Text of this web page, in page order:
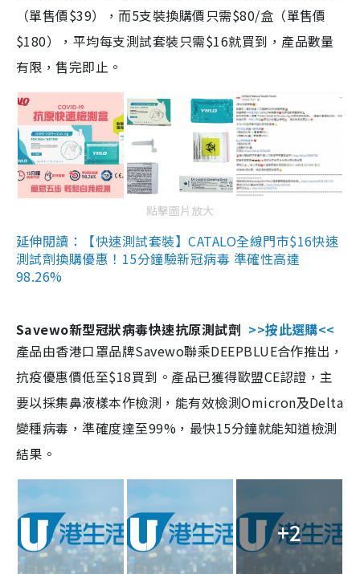
（單售價$39），而5支裝換購價只需$80/盒（單售價
$180），平均每支測試套裝只需$16就買到，產品數量
有限，售完即止。
點擊圖片放大
延伸閱讀：【快速測試套裝】CATALO全線門市$16快速
測試劑換購優惠！15分鐘驗新冠病毒 準確性高達
98.26%
Savewo新型冠狀病毒快速抗原測試劑 >>按此選購<<
產品由香港口罩品牌Savewo聯乘DEEPBLUE合作推出，
抗疫優惠價低至$18買到。產品已獲得歐盟CE認證，主
要以採集鼻液樣本作檢測，能有效檢測Omicron及Delta
變種病毒，準確度達至99%，最快15分鐘就能知道檢測
結果。
+2